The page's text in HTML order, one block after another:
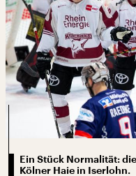
Ein Stück Normalität:
Kölner Haie in Iserlohn.